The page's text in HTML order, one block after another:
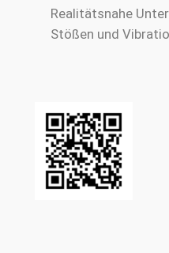
Realitätsnahe
Stößen und